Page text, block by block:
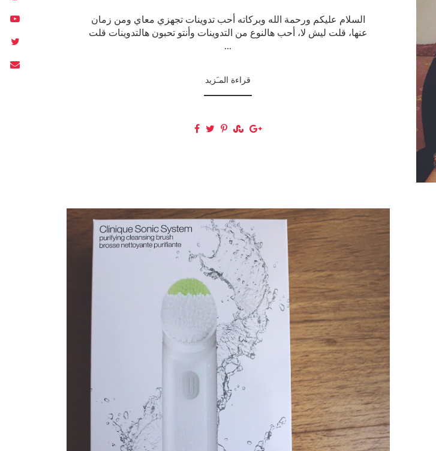
السلام عليكم ورحمة الله وبركاته أحب تدوينات تجهزي معاي ومن زمان
عنها، قلت ليش لا، أحب هالنوع من التدوينات وأنتو تحبون هالتدوينات قلت
...
قراءة المـَزيد